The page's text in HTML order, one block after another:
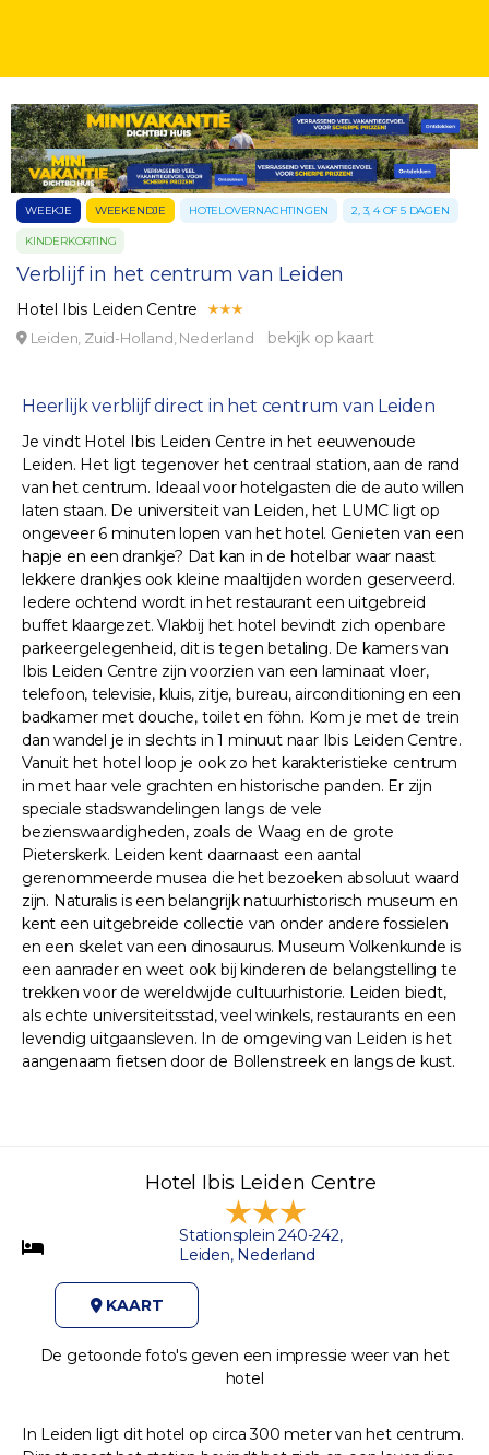
WEEKJE WEEKENDJE HOTELOVERNACHTINGEN 2, 3, 4 OF 5 DAGEN
KINDERKORTING
Verblijf in het centrum van Leiden
Hotel Ibis Leiden Centre
Leiden, Zuid-Holland, Nederland bekijk op kaart
Heerlijk verblijf direct in het centrum van Leiden
Je vindt Hotel Ibis Leiden Centre in het eeuwenoude
Leiden. Het ligt tegenover het centraal station, aan de rand
van het centrum. Ideaal voor hotelgasten die de auto willen
laten staan. De universiteit van Leiden, het LUMC ligt op
ongeveer 6 minuten lopen van het hotel. Genieten van een
hapje en een drankje? Dat kan in de hotelbar waar naast
lekkere drankjes ook kleine maaltijden worden geserveerd.
Iedere ochtend wordt in het restaurant een uitgebreid
buffet klaargezet. Vlakbij het hotel bevindt zich openbare
parkeergelegenheid, dit is tegen betaling. De kamers van
Ibis Leiden Centre zijn voorzien van een laminaat vloer,
telefoon, televisie, kluis, zitje, bureau, airconditioning en een
badkamer met douche, toilet en föhn. Kom je met de trein
dan wandel je in slechts in 1 minuut naar Ibis Leiden Centre.
Vanuit het hotel loop je ook zo het karakteristieke centrum
in met haar vele grachten en historische panden. Er zijn
speciale stadswandelingen langs de vele
bezienswaardigheden, zoals de Waag en de grote
Pieterskerk. Leiden kent daarnaast een aantal
gerenommeerde musea die het bezoeken absoluut waard
zijn. Naturalis is een belangrijk natuurhistorisch museum en
kent een uitgebreide collectie van onder andere fossielen
en een skelet van een dinosaurus. Museum Volkenkunde is
een aanrader en weet ook bij kinderen de belangstelling te
trekken voor de wereldwijde cultuurhistorie. Leiden biedt,
als echte universiteitsstad, veel winkels, restaurants en een
levendig uitgaansleven. In de omgeving van Leiden is het
aangenaam fietsen door de Bollenstreek en langs de kust.
Hotel Ibis Leiden Centre
Stationsplein 240-242,
Leiden, Nederland
KAART
De getoonde foto's geven een impressie weer van het
hotel
In Leiden ligt dit hotel op circa 300 meter van het centrum.